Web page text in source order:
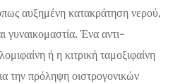
αυξημένη κατακράτηση νερού,
γυναικομαστία. Ένα αντι-
ή η κιτρική ταμοξιφαίνη
την πρόληψη οιστρογονικών